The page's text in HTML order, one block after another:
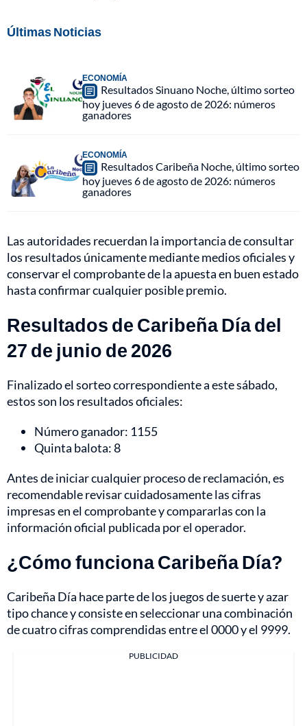
Últimas Noticias
ECONOMÍA
Resultados Sinuano Noche, último sorteo
hoy jueves 6 de agosto de 2026: números
ganadores
ECONOMÍA
Resultados Caribeña Noche, último sorteo
hoy jueves 6 de agosto de 2026: números
ganadores
Las autoridades recuerdan la importancia de consultar
los resultados únicamente mediante medios oficiales y
conservar el comprobante de la apuesta en buen estado
hasta confirmar cualquier posible premio.
Resultados de Caribeña Día del
27 de junio de 2026
Finalizado el sorteo correspondiente a este sábado,
estos son los resultados oficiales:
Número ganador: 1155
Quinta balota: 8
Antes de iniciar cualquier proceso de reclamación, es
recomendable revisar cuidadosamente las cifras
impresas en el comprobante y compararlas con la
información oficial publicada por el operador.
¿Cómo funciona Caribeña Día?
Caribeña Día hace parte de los juegos de suerte y azar
tipo chance y consiste en seleccionar una combinación
de cuatro cifras comprendidas entre el 0000 y el 9999.
PUBLICIDAD